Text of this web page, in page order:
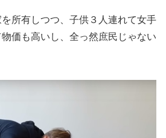
所有しつつ、子供３人連れて女手
価も高いし、全っ然庶民じゃない